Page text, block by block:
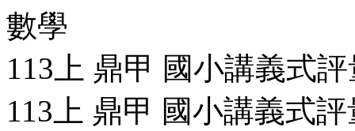
數學
113上 鼎甲 國小講義式
113上 鼎甲 國小講義式